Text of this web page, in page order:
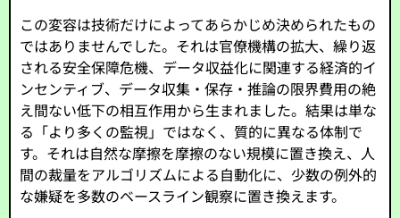
この変容は技術だけによってあらかじめ決められたもの
ではありませんでした。それは官僚機構の拡大、繰り返
される安全保障危機、データ収益化に関連する経済的イ
ンセンティブ、データ収集・保存・推論の限界費用の絶
え間ない低下の相互作用から生まれました。結果は単な
る「より多くの監視」ではなく、質的に異なる体制で
す。それは自然な摩擦を摩擦のない規模に置き換え、人
間の裁量をアルゴリズムによる自動化に、少数の例外的
な嫌疑を多数のベースライン観察に置き換えます。